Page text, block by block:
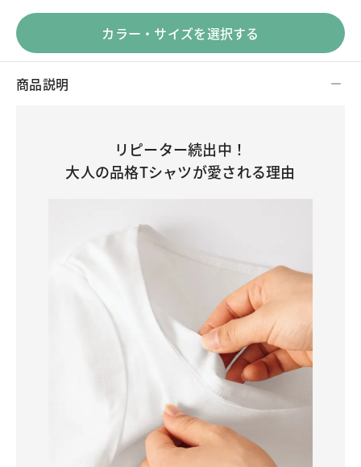
カラー・サイズを選択する
商品説明
リピーター続出中！
大人の品格Tシャツが愛される理由